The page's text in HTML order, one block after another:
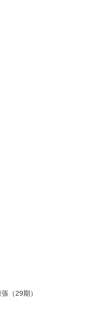
（29期）